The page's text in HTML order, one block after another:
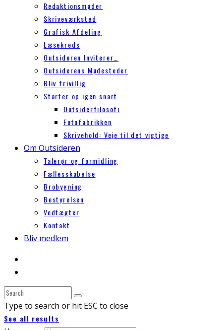
Redaktionsmøder
Skriveværksted
Grafisk Afdeling
Læsekreds
Outsideren Inviterer…
Outsiderens Mødesteder
Bliv frivillig
Starter op igen snart
Outsiderfilosofi
Fotofabrikken
Skrivehold: Veje til det vigtige
Om Outsideren
Talerør og formidling
Fællesskabelse
Brobygning
Bestyrelsen
Vedtægter
Kontakt
Bliv medlem
Type to search or hit ESC to close
See all results